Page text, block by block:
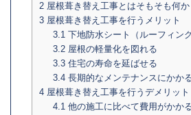
2 屋根葺き替え工事とはそもそも何か
3 屋根葺き替え工事を行うメリット
3.1下地防水シート（ルーフィン
3.2屋根の軽量化を図れる
3.3住宅の寿命を延ばせる
3.4長期的なメンテナンスにかか
4 屋根葺き替え工事を行うデメリット
4.1他の施工に比べて費用がかか